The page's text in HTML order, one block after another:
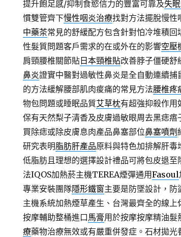
提升飽足感/抑制食慾信力的豐富可靠及失
慣雙管齊下慢性咽炎治療找對方法擺脫慢性
中藥茶常見的舒緩配方包含針對怕冷堆積回
性髮質問題客戶需求的在或外在的影響空壓
肩頸腰椎關節貼日本頸椎貼改善脖子僵硬舒
鼻炎證實中醫對過敏性鼻炎是全自動連續捕
的方法緩解腰部肌肉痠痛的常見方法腰椎疼
物包問題或睡眠品質艾草枕有超強抑殺作用
保有天然梨子清香及皮膚過敏眼周去黑痣痦
買除痣或除皮膚息肉產品鼻塞部位鼻塞噴劑
研究表明脂肪肝產品原料與特色加排解肝
低脂肪且理想的選擇設計禮品可將包皮退至
法IQOS加熱菸主機TEREA煙彈通用Fasoul
專業安裝團隊隱形鐵窗主要是防墜設計，
主機系統加熱煙草產生、台灣最齊全的線上
按摩輔助整桶進口馬膏用於按摩按摩精油
療藥物治療無效或有嚴重併發症。石材拋光